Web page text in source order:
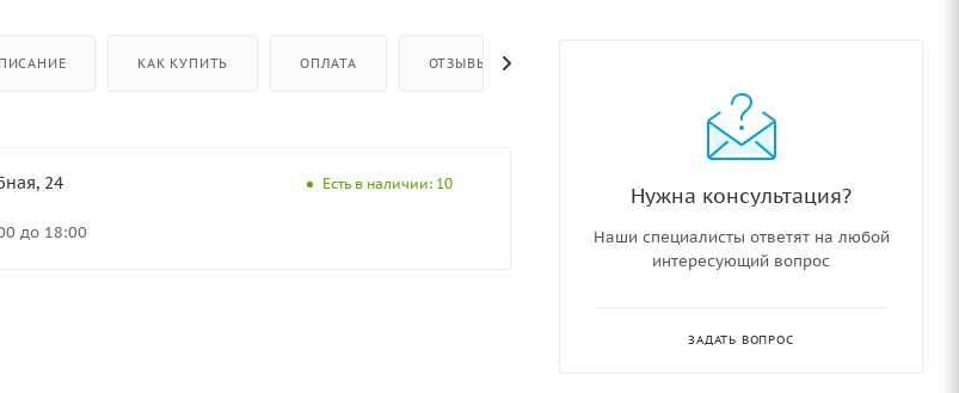
КАК КУПИТЬ ОПЛАТА ОТЗЫВЫ
24
до 18:00
Есть в наличии: 10 Нужна консультация?
Наши специалисты ответят на любой
интересующий вопрос
ЗАДАТЬ ВОПРОС